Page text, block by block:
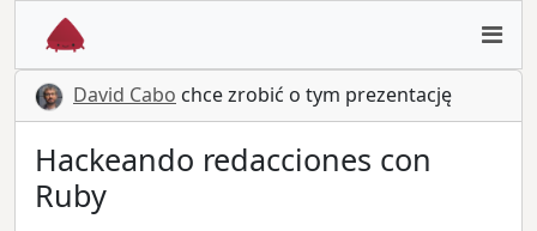
David Cabo chce zrobić o tym prezentację
Hackeando redacciones con
Ruby